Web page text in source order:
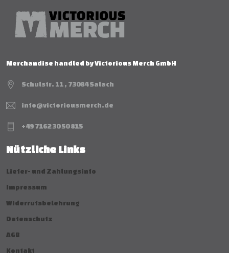
Merchandise handled by Victorious Merch GmbH
Schulstr. 11 , 73084 Salach
info@victoriousmerch.de
+49 7162 30 50 815
Nützliche Links
Liefer- und Zahlungsinfo
Impressum
Widerrufsbelehrung
Datenschutz
AGB
Kontakt